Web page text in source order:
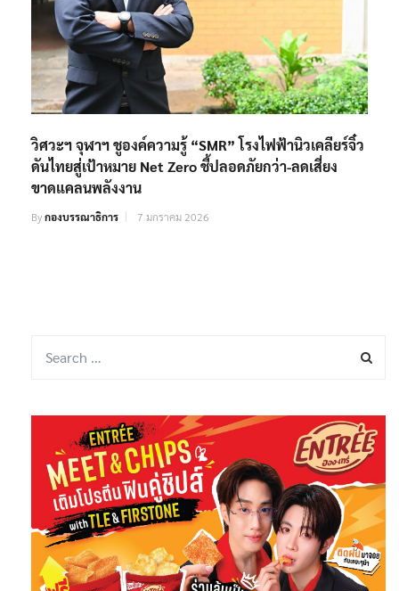
วิศวะฯ จุฬาฯ ชูองค์ความรู้ “SMR” โรงไฟฟ้านิวเคลียร์จิ๋ว
ดันไทยสู่เป้าหมาย Net Zero ชี้ปลอดภัยกว่า-ลดเสี่ยง
ขาดแคลนพลังงาน
Byกองบรรณาธิการ 7 มกราคม 2026